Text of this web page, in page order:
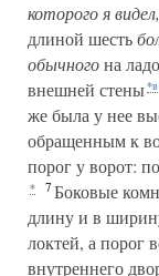
которого я видел,
длиной шесть
обычногона
внешней стены*в
же была у нее
обращенным к
порог у ворот:
* 7Боковые
длину и в
локтей, а порог
внутреннего